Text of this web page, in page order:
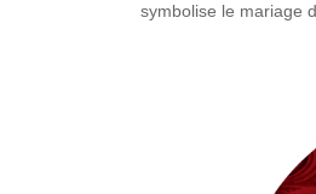
symbolise le mariage